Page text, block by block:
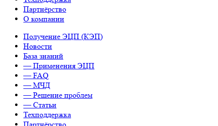
Партнёрство
О компании
Получение ЭЦП (КЭП)
Новости
База знаний
— Применения ЭЦП
— FAQ
— МЧД
— Решение проблем
— Статьи
Техподдержка